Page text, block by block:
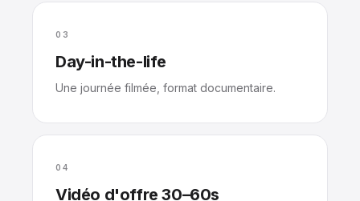
03
Day-in-the-life
Une journée filmée, format documentaire.
04
Vidéo d'offre 30–60s